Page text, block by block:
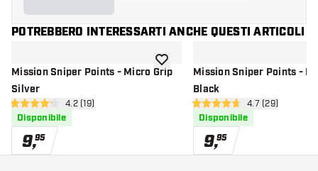
POTREBBERO INTERESSARTI ANCHE QUESTI ARTICOLI
Mission Sniper Points - Micro Grip
Silver
apri pannello recensioni
4.2 stelle di valutazione
4.2 (19)
Disponibile
9,95
aggiungi alla lista dei desideri
Mission Sniper Points -
Black
apri pannello
4.7 stelle di valutazione
4.7 (29)
Disponibile
9,95